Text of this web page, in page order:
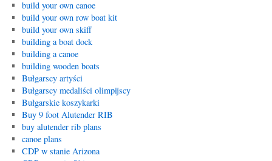
build your own canoe
build your own row boat kit
build your own skiff
building a boat dock
building a canoe
building wooden boats
Bułgarscy artyści
Bułgarscy medaliści olimpijscy
Bułgarskie koszykarki
Buy 9 foot Alutender RIB
buy alutender rib plans
canoe plans
CDP w stanie Arizona